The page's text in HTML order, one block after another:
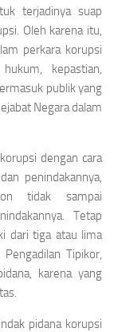
terjadinya suap
Oleh karena itu,
perkara korupsi
kepastian,
publik yang
Negara dalam
dengan cara
penindakannya,
tidak sampai
Tetap
dari tiga atau lima
Tipikor,
karena yang
pidana korupsi